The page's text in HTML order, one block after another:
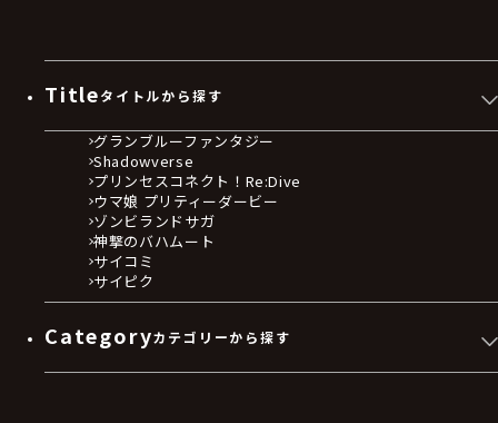
Titleタイトルから探す
グランブルーファンタジー
Shadowverse
プリンセスコネクト！Re:Dive
ウマ娘 プリティーダービー
ゾンビランドサガ
神撃のバハムート
サイコミ
サイピク
Categoryカテゴリーから探す